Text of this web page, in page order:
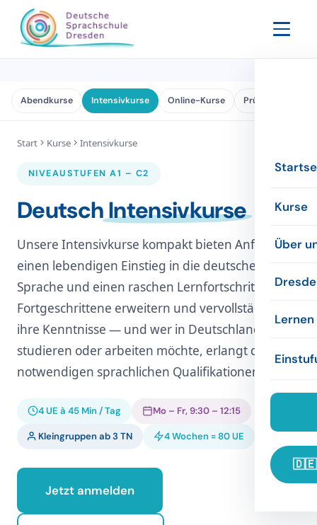
Kurse
Über
Die
Lernen
🇩🇪
Abendkurse Intensivkurse Online-Kurse Prüfungen
Start Kurse Intensivkurse
NIVEAUSTUFEN A1 – C2
DeutschIntensivkurse
Unsere Intensivkurse kompakt bieten Anfängern
einen lebendigen Einstieg in die deutsche
Sprache und einen raschen Lernfortschritt.
Fortgeschrittene erweitern und vervollständigen
ihre Kenntnisse — und wer in Deutschland
studieren oder arbeiten möchte, erlangt die
notwendigen sprachlichen Qualifikationen.
4 UE à 45 Min / Tag Mo – Fr, 9:30 – 12:15
Kleingruppen ab 3 TN 4 Wochen = 80 UE
Jetzt anmelden